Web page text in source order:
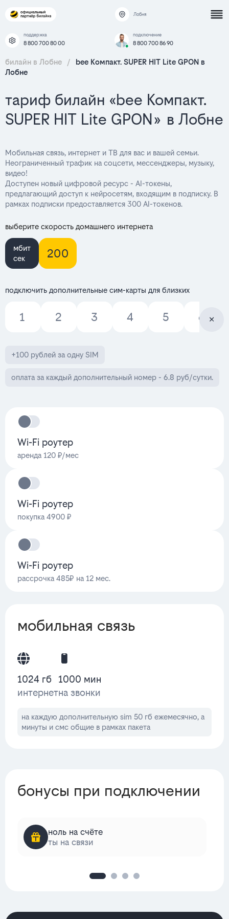
Лобня
поддержка
8 800 700 80 00
подключение
8 800 700 86 90
билайн в Лобне /
bee Компакт. SUPER HIT Lite GPON в
Лобне
тариф билайн «bee Компакт.
SUPER HIT Lite GPON» в Лобне
Мобильная связь, интернет и ТВ для вас и вашей семьи.
Неограниченный трафик на соцсети, мессенджеры, музыку,
видео!
Доступен новый цифровой ресурс - AI-токены,
предлагающий доступ к нейросетям, входящим в подписку. В
рамках подписки предоставляется 300 AI-токенов.
выберите скорость домашнего интернета
мбит
сек
200
подключить дополнительные сим-карты для близких
1 2 3 4 5 6
+100 рублей за одну SIM
оплата за каждый дополнительный номер - 6.8 руб/сутки.
Wi-Fi роутер
аренда 120 ₽/мес
Wi-Fi роутер
покупка 4900 ₽
Wi-Fi роутер
рассрочка 485₽ на 12 мес.
мобильная связь
1024 гб
интернет
1000 мин
на звонки
на каждую дополнительную sim 50 гб ежемесячно, а
минуты и смс общие в рамках пакета
бонусы при подключении
ноль на счёте
ты на связи